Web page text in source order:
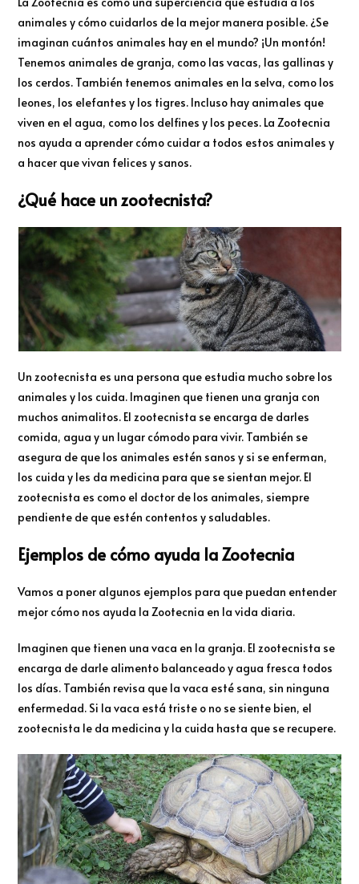
animales y cómo cuidarlos de la mejor manera posible. ¿Se
imaginan cuántos animales hay en el mundo? ¡Un montón!
Tenemos animales de granja, como las vacas, las gallinas y
los cerdos. También tenemos animales en la selva, como los
leones, los elefantes y los tigres. Incluso hay animales que
viven en el agua, como los delfines y los peces. La Zootecnia
nos ayuda a aprender cómo cuidar a todos estos animales y
a hacer que vivan felices y sanos.
¿Qué hace un zootecnista?
Un zootecnista es una persona que estudia mucho sobre los
animales y los cuida. Imaginen que tienen una granja con
muchos animalitos. El zootecnista se encarga de darles
comida, agua y un lugar cómodo para vivir. También se
asegura de que los animales estén sanos y si se enferman,
los cuida y les da medicina para que se sientan mejor. El
zootecnista es como el doctor de los animales, siempre
pendiente de que estén contentos y saludables.
Ejemplos de cómo ayuda la Zootecnia
Vamos a poner algunos ejemplos para que puedan entender
mejor cómo nos ayuda la Zootecnia en la vida diaria.
Imaginen que tienen una vaca en la granja. El zootecnista se
encarga de darle alimento balanceado y agua fresca todos
los días. También revisa que la vaca esté sana, sin ninguna
enfermedad. Si la vaca está triste o no se siente bien, el
zootecnista le da medicina y la cuida hasta que se recupere.